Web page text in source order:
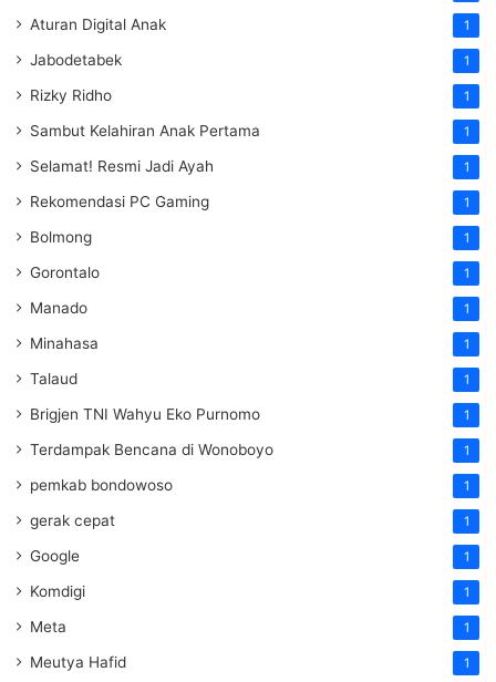
Aturan Digital Anak 1
Jabodetabek 1
Rizky Ridho 1
Sambut Kelahiran Anak Pertama 1
Selamat! Resmi Jadi Ayah 1
Rekomendasi PC Gaming 1
Bolmong 1
Gorontalo 1
Manado 1
Minahasa 1
Talaud 1
Brigjen TNI Wahyu Eko Purnomo 1
Terdampak Bencana di Wonoboyo 1
pemkab bondowoso 1
gerak cepat 1
Google 1
Komdigi 1
Meta 1
Meutya Hafid 1